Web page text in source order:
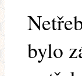
bylo